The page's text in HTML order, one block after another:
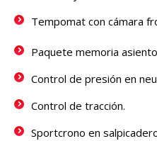
Tempomat con cámara
Paquete memoria
Control de presión en
Control de tracción.
Sportcrono en